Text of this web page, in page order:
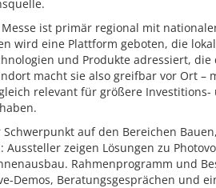
ist primär regional mit
wird eine Plattform geboten, die
und Produkte adressiert,
macht sie also greifbar vor Ort –
relevant für größere Investitions-
auf den Bereichen
Aussteller zeigen Lösungen zu
Rahmenprogramm und
Demos, Beratungsgesprächen und